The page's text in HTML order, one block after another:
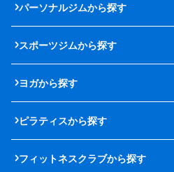
パーソナルジムから探す
スポーツジムから探す
ヨガから探す
ピラティスから探す
フィットネスクラブから探す